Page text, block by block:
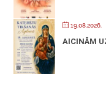
19.08.2026.
AICINĀM